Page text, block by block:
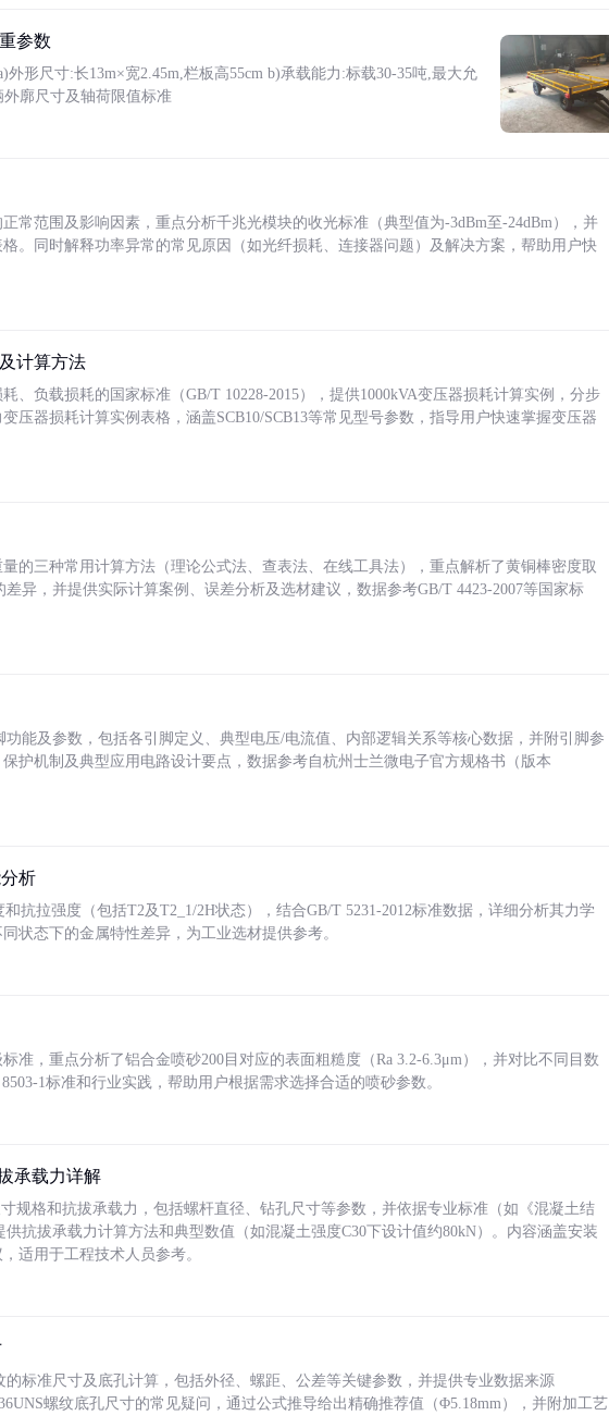
参数
外形尺寸:长13m×宽2.45m,栏板高55cm b)承载能力:标载30-35吨,最大允
廓尺寸及轴荷限值标准
常范围及影响因素，重点分析千兆光模块的收光标准（典型值为-3dBm至-24dBm），并
。同时解释功率异常的常见原因（如光纤损耗、连接器问题）及解决方案，帮助用户快
计算方法
、负载损耗的国家标准（GB/T 10228-2015），提供1000kVA变压器损耗计算实例，分步
压器损耗计算实例表格，涵盖SCB10/SCB13等常见型号参数，指导用户快速掌握变压器
的三种常用计算方法（理论公式法、查表法、在线工具法），重点解析了黄铜棒密度取
差异，并提供实际计算案例、误差分析及选材建议，数据参考GB/T 4423-2007等国家标
功能及参数，包括各引脚定义、典型电压/电流值、内部逻辑关系等核心数据，并附引脚参
护机制及典型应用电路设计要点，数据参考自杭州士兰微电子官方规格书（版本
析
抗拉强度（包括T2及T2_1/2H状态），结合GB/T 5231-2012标准数据，详细分析其力学
状态下的金属特性差异，为工业选材提供参考。
准，重点分析了铝合金喷砂200目对应的表面粗糙度（Ra 3.2-6.3μm），并对比不同目数
1标准和行业实践，帮助用户根据需求选择合适的喷砂参数。
承载力详解
规格和抗拔承载力，包括螺杆直径、钻孔尺寸等参数，并依据专业标准（如《混凝土结
供抗拔承载力计算方法和典型数值（如混凝土强度C30下设计值约80kN）。内容涵盖安装
适用于工程技术人员参考。
的标准尺寸及底孔计算，包括外径、螺距、公差等关键参数，并提供专业数据来源
螺纹底孔尺寸的常见疑问，通过公式推导给出精确推荐值（Φ5.18mm），并附加工艺